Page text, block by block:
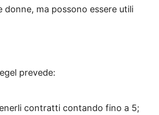
ma possono essere utili
prevede:
contratti contando fino a 5;